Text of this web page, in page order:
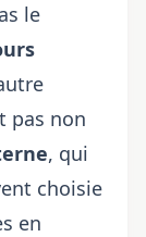
le
pas non
, qui
choisie
en